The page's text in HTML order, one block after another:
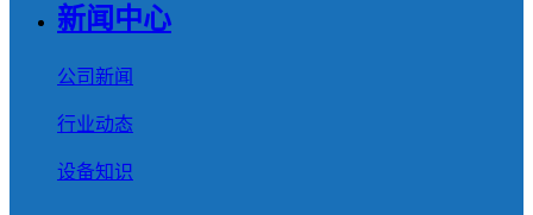
新闻中心
公司新闻
行业动态
设备知识